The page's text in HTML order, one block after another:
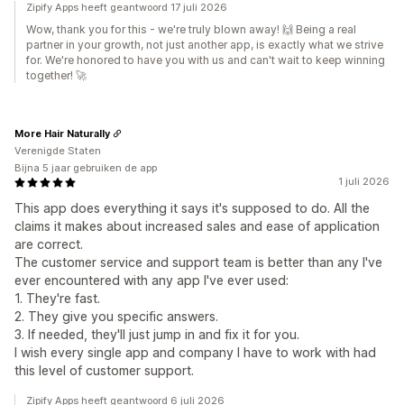
Zipify Apps heeft geantwoord 17 juli 2026
Wow, thank you for this - we're truly blown away! 🙌 Being a real
partner in your growth, not just another app, is exactly what we strive
for. We're honored to have you with us and can't wait to keep winning
together! 🚀
1 juli 2026
This app does everything it says it's supposed to do. All the
claims it makes about increased sales and ease of application
are correct.
The customer service and support team is better than any I've
ever encountered with any app I've ever used:
1. They're fast.
2. They give you specific answers.
3. If needed, they'll just jump in and fix it for you.
I wish every single app and company I have to work with had
this level of customer support.
More Hair Naturally
Verenigde Staten
Bijna 5 jaar gebruiken de app
Zipify Apps heeft geantwoord 6 juli 2026